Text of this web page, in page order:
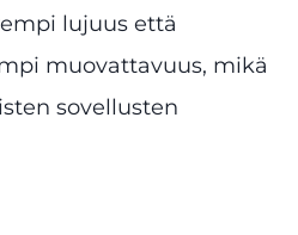
lujuus että
muovattavuus, mikä
sovellusten